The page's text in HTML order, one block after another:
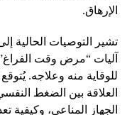
الإرهاق.
تشير التوصيات الحالية
آليات “مرض وقت
للوقاية منه وعلاجه.
العلاقة بين الضغط
الجهاز المناعي، وكيفية